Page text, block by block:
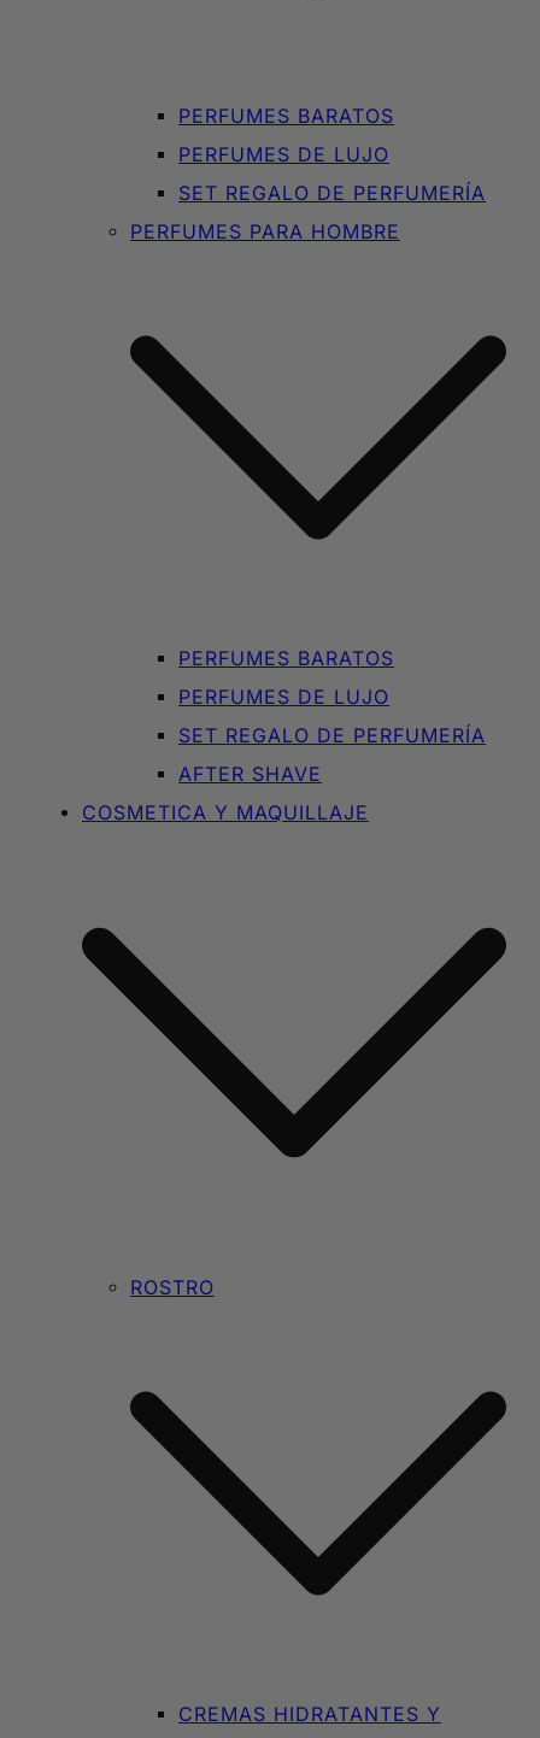
PERFUMES BARATOS
PERFUMES DE LUJO
SET REGALO DE PERFUMERÍA
PERFUMES PARA HOMBRE
PERFUMES BARATOS
PERFUMES DE LUJO
SET REGALO DE PERFUMERÍA
AFTER SHAVE
COSMETICA Y MAQUILLAJE
ROSTRO
CREMAS HIDRATANTES Y